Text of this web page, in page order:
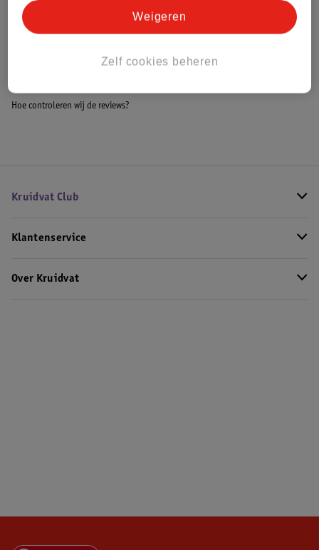
Hoe controleren wij de reviews?
Kruidvat Club
Klantenservice
Over Kruidvat
Zelf cookies beheren
Weigeren